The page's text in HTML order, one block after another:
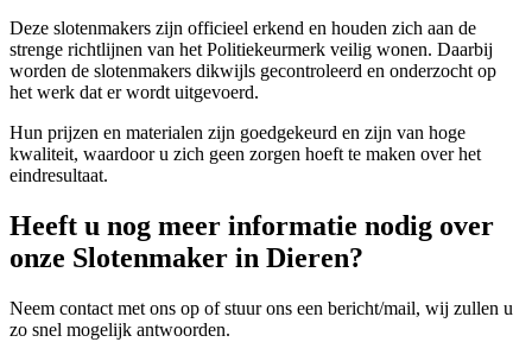
Deze slotenmakers zijn officieel erkend en houden zich aan de
strenge richtlijnen van het Politiekeurmerk veilig wonen. Daarbij
worden de slotenmakers dikwijls gecontroleerd en onderzocht op
het werk dat er wordt uitgevoerd.
Hun prijzen en materialen zijn goedgekeurd en zijn van hoge
kwaliteit, waardoor u zich geen zorgen hoeft te maken over het
eindresultaat.
Heeft u nog meer informatie nodig over
onze Slotenmaker in Dieren?
Neem contact met ons op of stuur ons een bericht/mail, wij zullen u
zo snel mogelijk antwoorden.